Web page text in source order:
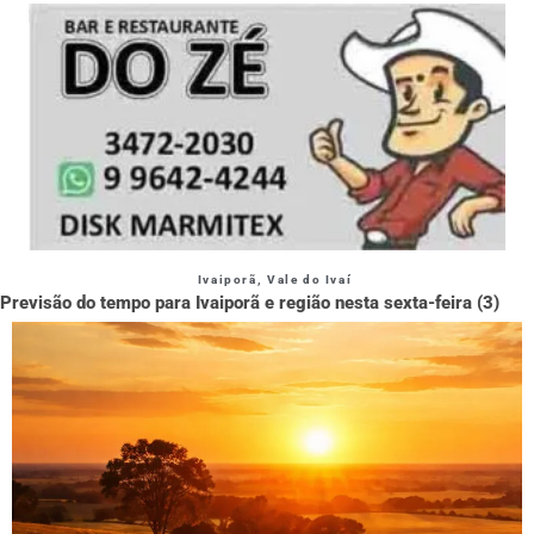
Ivaiporã Vale do Ivaí
Previsão do tempo para Ivaiporã e região nesta sexta-feira (3)